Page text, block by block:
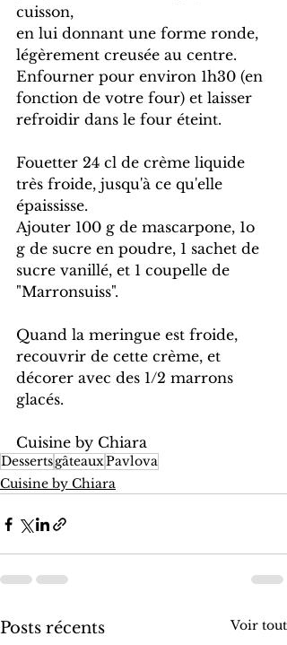
cuisson,
en lui donnant une forme ronde,
légèrement creusée au centre.
Enfourner pour environ 1h30 (en
fonction de votre four) et laisser
refroidir dans le four éteint.
Fouetter 24 cl de crème liquide
très froide, jusqu'à ce qu'elle
épaississe.
Ajouter 100 g de mascarpone, 1o
g de sucre en poudre, 1 sachet de
sucre vanillé, et 1 coupelle de
"Marronsuiss".
Quand la meringue est froide,
recouvrir de cette crème, et
décorer avec des 1/2 marrons
glacés.
Cuisine by Chiara
DessertsgâteauxPavlova
Cuisine by Chiara
Posts récents Voir tout